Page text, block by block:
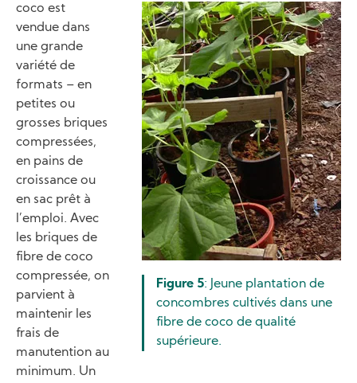
Image
Figure 5: Jeune plantation de
concombres cultivés dans une
fibre de coco de qualité
supérieure.
coco est
vendue dans
une grande
variété de
formats – en
petites ou
grosses briques
compressées,
en pains de
croissance ou
en sac prêt à
l’emploi. Avec
les briques de
fibre de coco
compressée, on
parvient à
maintenir les
frais de
manutention au
minimum. Un